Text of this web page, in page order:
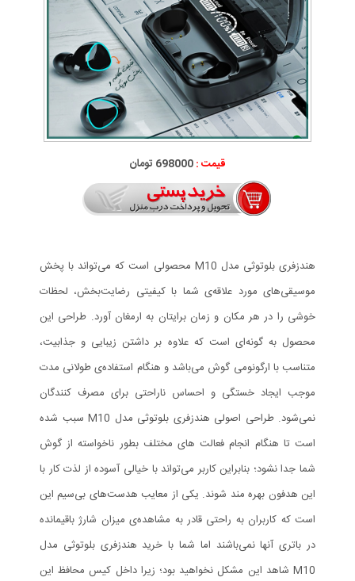
قیمت :698000 تومان
هندزفری بلوتوثی مدل M10 محصولی است که می‌تواند با پخش
موسیقی‌های مورد علاقه‌ی شما با کیفیتی رضایت‌بخش، لحظات
خوشی را در هر مکان و زمان برایتان به ارمغان آورد. طراحی این
محصول به گونه‌ای است که علاوه بر داشتن زیبایی و جذابیت،
متناسب با ارگونومی گوش می‌باشد و هنگام استفاده‌ی طولانی مدت
موجب ایجاد خستگی و احساس ناراحتی برای مصرف کنندگان
نمی‌شود. طراحی اصولی هندزفری بلوتوثی مدل M10 سبب شده
است تا هنگام انجام فعالت های مختلف بطور ناخواسته از گوش
شما جدا نشود؛ بنابراین کاربر می‌تواند با خیالی آسوده از لذت کار با
این هدفون بهره مند شوند. یکی از معایب هدست‌های بی‌سیم این
است که کاربران به راحتی قادر به مشاهده‌ی میزان شارژ باقیمانده
در باتری آنها نمی‌باشند اما شما با خرید هندزفری بلوتوثی مدل
M10 شاهد این مشکل نخواهید بود؛ زیرا داخل کیس محافظ این